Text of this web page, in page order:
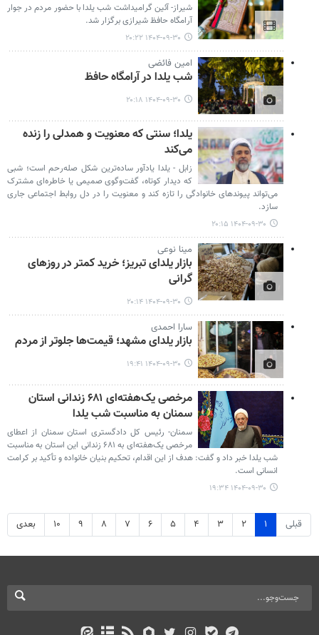
شیراز- آئین گرامیداشت شب یلدا با حضور مردم در جوار
آرامگاه حافظ شیرازی برگزار شد.
۱۴۰۴-۰۹-۳۰ ۲۰:۲۲
امین فائضی
شب یلدا در آرامگاه حافظ
۱۴۰۴-۰۹-۳۰ ۲۰:۱۸
یلدا؛ سنتی که معنویت و همدلی را زنده
می‌کند
زابل - یلدا یادآور ساده‌ترین شکل صله‌رحم است؛ شبی
که دیدار کوتاه، گفت‌وگوی صمیمی یا خاطره‌ای مشترک
می‌تواند پیوندهای خانوادگی را تازه کند و معنویت را در دل روابط اجتماعی جاری
سازد.
۱۴۰۴-۰۹-۳۰ ۲۰:۱۵
مینا نوعی
بازار یلدای تبریز؛ خرید کمتر در روزهای
گرانی
۱۴۰۴-۰۹-۳۰ ۲۰:۱۴
سارا احمدی
بازار یلدای مشهد؛ قیمت‌ها جلوتر از مردم
۱۴۰۴-۰۹-۳۰ ۱۹:۴۱
مرخصی یک‌هفته‌ای ۶۸۱ زندانی استان
سمنان به مناسبت شب یلدا
سمنان- رئیس کل دادگستری استان سمنان از اعطای
مرخصی یک‌هفته‌ای به ۶۸۱ زندانی این استان به مناسبت
شب یلدا خبر داد و گفت: هدف از این اقدام، تحکیم بنیان خانواده و تأکید بر کرامت
انسانی است.
۱۴۰۴-۰۹-۳۰ ۱۹:۳۴
قبلی ۱ ۲ ۳ ۴ ۵ ۶ ۷ ۸ ۹ ۱۰ بعدی